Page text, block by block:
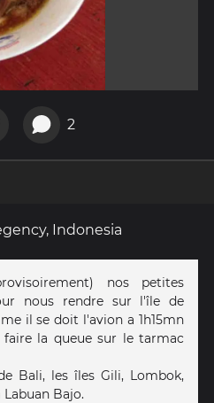
2
Indonesia
nos petites
nous rendre sur l'île de
il se doit l'avion a 1h15mn
la queue sur le tarmac
Bali, les îles Gili, Lombok,
Bajo.